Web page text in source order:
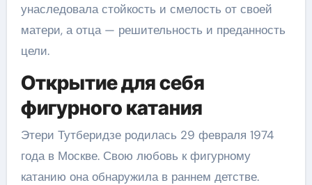
унаследовала стойкость и смелость от своей
матери, а отца — решительность и преданность
цели.
Открытие для себя
фигурного катания
Этери Тутберидзе родилась 29 февраля 1974
года в Москве. Свою любовь к фигурному
катанию она обнаружила в раннем детстве.